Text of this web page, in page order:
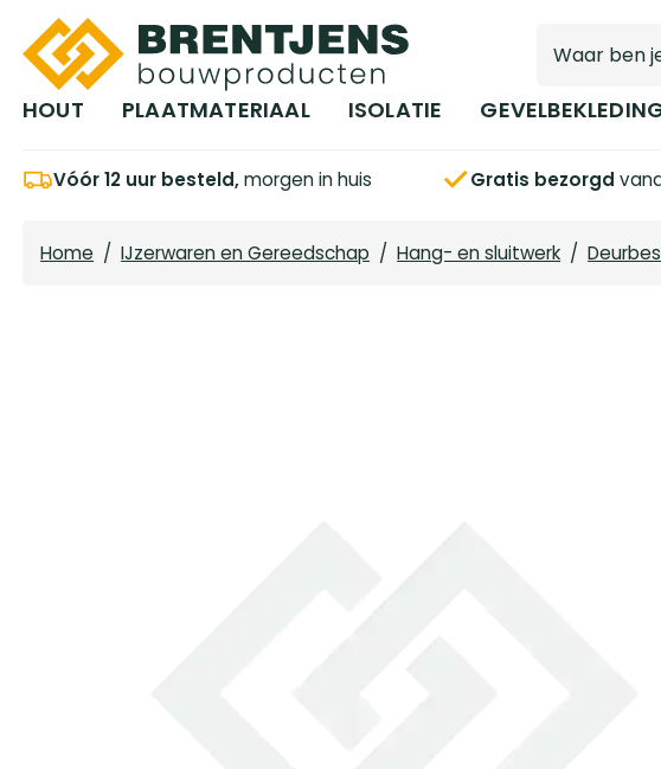
Ga naar hoofdinhoud
HOUT PLAATMATERIAAL ISOLATIE
Vóór 12 uur besteld,morgen in huis Gratis bezorgd
Home / IJzerwaren en Gereedschap / Hang- en sluitwerk /